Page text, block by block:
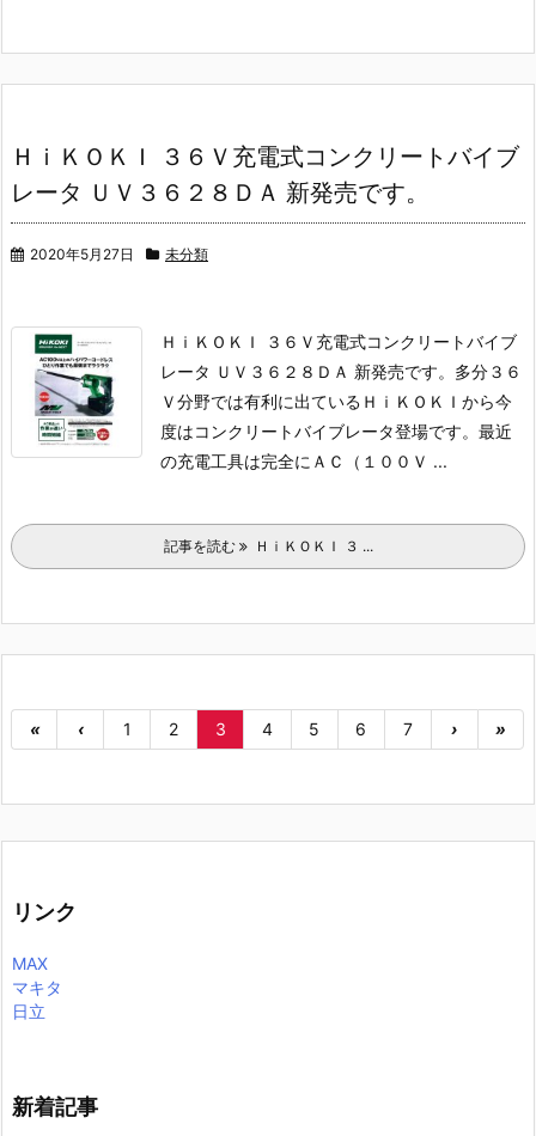
ＨｉＫＯＫＩ ３６Ｖ充電式コンクリートバイブ
レータ ＵＶ３６２８ＤＡ 新発売です。
2020年5月27日 未分類
ＨｉＫＯＫＩ ３６Ｖ充電式コンクリートバイブ
レータ ＵＶ３６２８ＤＡ 新発売です。 多分３６
Ｖ分野では有利に出ているＨｉＫＯＫＩから今
度はコンクリートバイブレータ登場です。 最近
の充電工具は完全にＡＣ（１００Ｖ ...
記事を読む ＨｉＫＯＫＩ ３ ...
« ‹ 1 2 3 4 5 6 7 › »
リンク
MAX
マキタ
日立
新着記事